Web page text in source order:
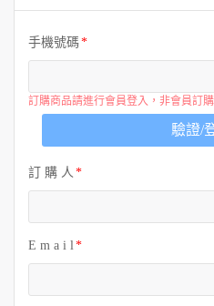
東南亞
手機號碼
訂購商品請進行會員登入，非會員訂
驗證/
訂 購 人
E m a i l